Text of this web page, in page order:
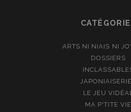
ARTS NI NIAIS NI
DOSSIERS
LE JEU
MA P'TITE VIE